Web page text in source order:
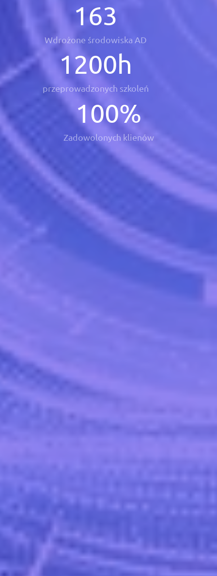
163
Wdrożone środowiska AD
1200h
przeprowadzonych szkoleń
100%
Zadowolonych klienów